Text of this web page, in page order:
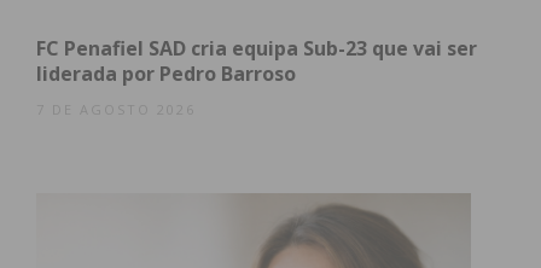
Imediato
Assine nossa newsletter por e-mail e
FC Penafiel SAD cria equipa Sub-23 que vai ser
liderada por Pedro Barroso
7 DE AGOSTO 2026